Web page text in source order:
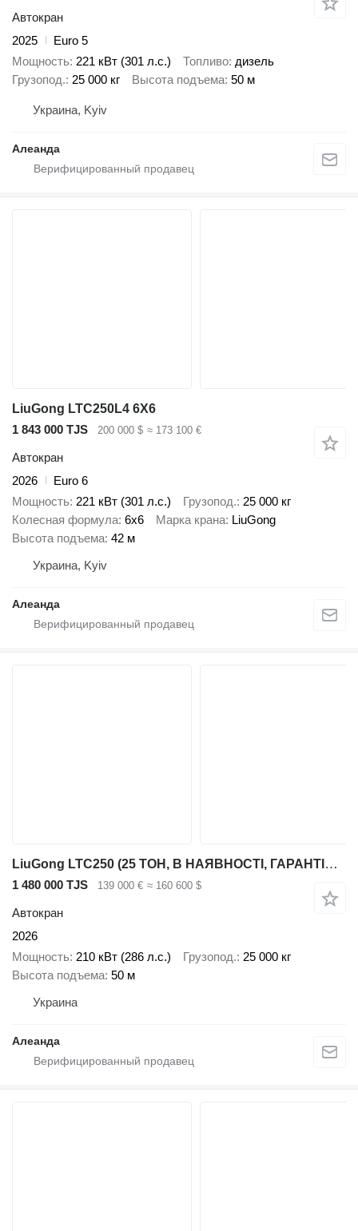
Автокран
2025
Euro 5
Мощность 221 кВт (301 л.с.) Топливо дизель
Грузопод. 25 000 кг Высота подъема 50 м
Украина, Kyiv
Алеанда
LiuGong LTC250L4 6X6
1 843 000 TJS
200 000 $ ≈ 173 100 €
Автокран
2026
Euro 6
Мощность 221 кВт (301 л.с.) Грузопод. 25 000 кг
Колесная формула 6x6 Марка крана LiuGong
Высота подъема 42 м
Украина, Kyiv
Алеанда
LiuGong LTC250 (25 ТОН, В НАЯВНОСТІ, ГАРАНТІЯ, ОБСЛУГОВУВАННЯ) ДИЛЕР
1 480 000 TJS 139 000 € ≈ 160 600 $
Автокран
2026
Мощность 210 кВт (286 л.с.) Грузопод. 25 000 кг
Высота подъема 50 м
Украина
Алеанда